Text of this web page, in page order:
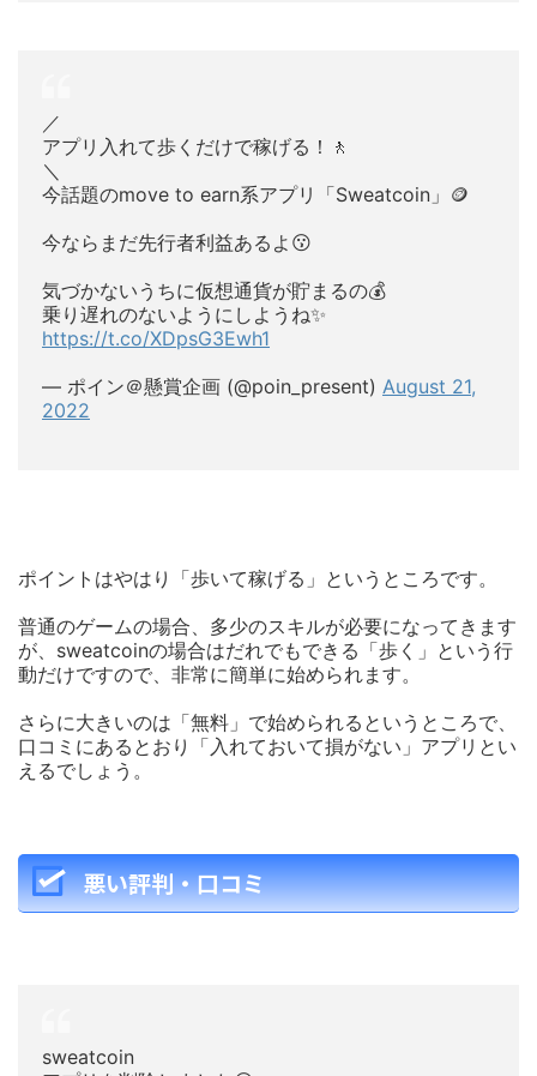
／
アプリ入れて歩くだけで稼げる！🚶
＼
今話題のmove to earn系アプリ「Sweatcoin」🪙
今ならまだ先行者利益あるよ😗
気づかないうちに仮想通貨が貯まるの💰
乗り遅れのないようにしようね✨
https://t.co/XDpsG3Ewh1
— ポイン＠懸賞企画 (@poin_present) August 21,
2022
ポイントはやはり「歩いて稼げる」というところです。
普通のゲームの場合、多少のスキルが必要になってきます
が、sweatcoinの場合はだれでもできる「歩く」という行
動だけですので、非常に簡単に始められます。
さらに大きいのは「無料」で始められるというところで、
口コミにあるとおり「入れておいて損がない」アプリとい
えるでしょう。
悪い評判・口コミ
sweatcoin